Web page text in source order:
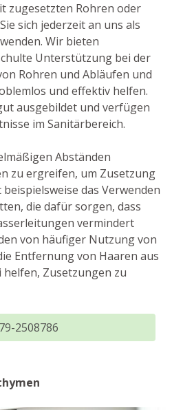
zugesetzten Rohren oder
sich jederzeit an uns als
Wir bieten
Unterstützung bei der
Rohren und Abläufen und
und effektiv helfen.
ausgebildet und verfügen
im Sanitärbereich.
Abständen
zu ergreifen, um Zusetzung
das Verwenden
die dafür sorgen, dass
vermindert
von häufiger Nutzung von
Entfernung von Haaren aus
Zusetzungen zu
2508786